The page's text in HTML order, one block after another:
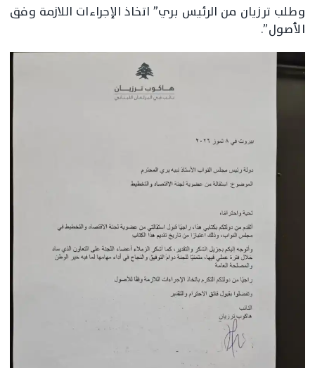
وطلب ترزيان من الرئيس بري” اتخاذ الإجراءات اللازمة وفق
الأصول”.